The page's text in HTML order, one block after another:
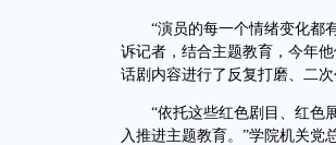
“演员的每一个情绪变化都有
诉记者，结合主题教育，今年
话剧内容进行了反复打磨、二
“依托这些红色剧目、红色展
入推进主题教育。”学院机关党